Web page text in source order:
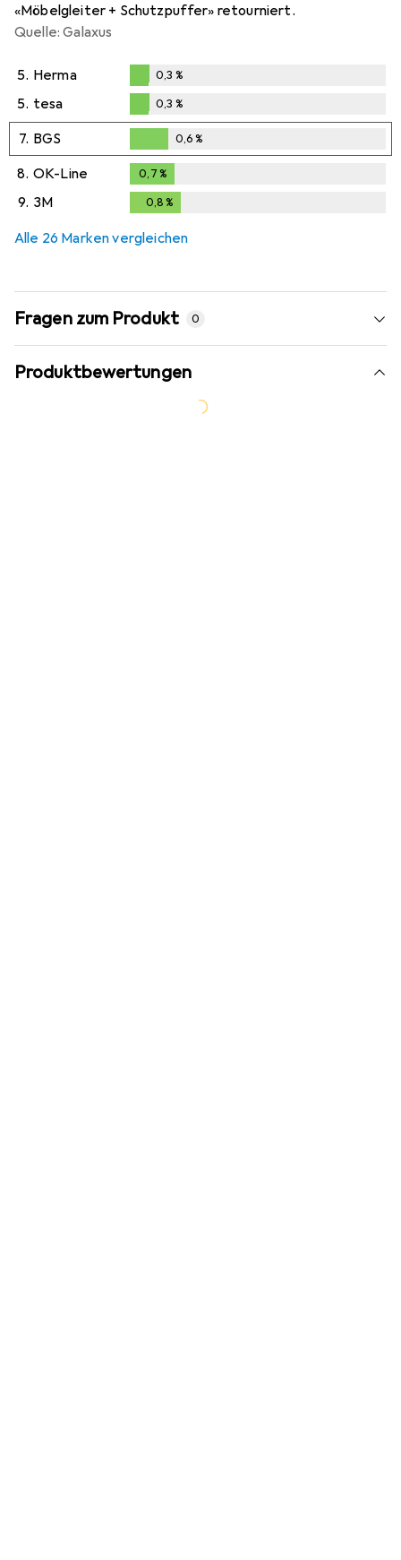
«Möbelgleiter + Schutzpuffer» retourniert.
Quelle: Galaxus
5. Herma
0,3%
0,3 %
5. tesa
0,3%
0,3 %
7. BGS
0,6%
0,6%
8. OK-Line 0,7 %
9. 3M 0,8 %
Alle 26 Marken vergleichen
Fragen zum Produkt 0
Produktbewertungen